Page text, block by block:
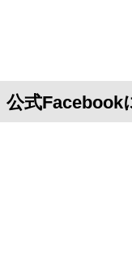
公式Facebook